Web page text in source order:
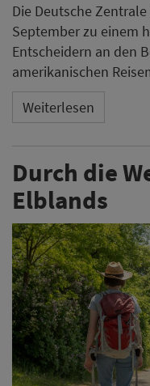
Die Deutsche
September zu einem
Entscheidern an den
amerikanischen
Weiterlesen
Durch die
Elblands